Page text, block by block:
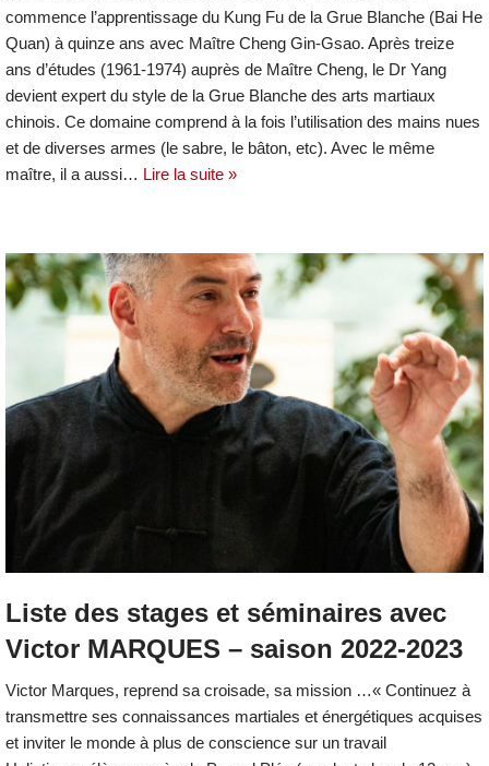
commence l’apprentissage du Kung Fu de la Grue Blanche (Bai He
Quan) à quinze ans avec Maître Cheng Gin-Gsao. Après treize
ans d’études (1961-1974) auprès de Maître Cheng, le Dr Yang
devient expert du style de la Grue Blanche des arts martiaux
chinois. Ce domaine comprend à la fois l’utilisation des mains nues
et de diverses armes (le sabre, le bâton, etc). Avec le même
maître, il a aussi… Lire la suite »
Liste des stages et séminaires avec
Victor MARQUES – saison 2022-2023
Victor Marques, reprend sa croisade, sa mission …« Continuez à
transmettre ses connaissances martiales et énergétiques acquises
et inviter le monde à plus de conscience sur un travail